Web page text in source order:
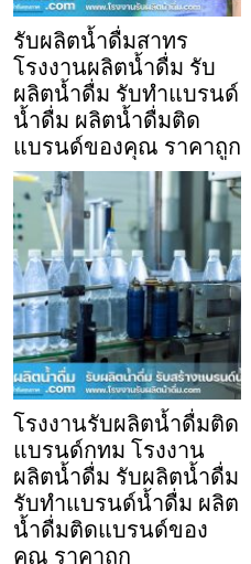
รับผลิตน้ำดื่มสาทร
โรงงานผลิตน้ำดื่ม รับ
ผลิตน้ำดื่ม รับทำแบรนด์
น้ำดื่ม ผลิตน้ำดื่มติด
แบรนด์ของคุณ ราคาถูก
โรงงานรับผลิตน้ำดื่มติด
แบรนด์กทม โรงงาน
ผลิตน้ำดื่ม รับผลิตน้ำดื่ม
รับทำแบรนด์น้ำดื่ม ผลิต
น้ำดื่มติดแบรนด์ของ
คุณ ราคาถูก